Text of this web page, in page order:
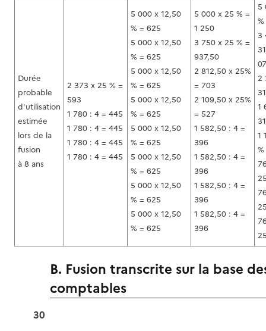
Durée
probable
d'utilisation
estimée
lors de la
fusion
à 8 ans
2 373 x 25 % =
593
1 780 : 4 = 445
1 780 : 4 = 445
1 780 : 4 = 445
1 780 : 4 = 445
5 000 x 12,50
% = 625
5 000 x 12,50
% = 625
5 000 x 12,50
% = 625
5 000 x 12,50
% = 625
5 000 x 12,50
% = 625
5 000 x 12,50
% = 625
5 000 x 12,50
% = 625
5 000 x 12,50
% = 625
5 000 x 25 % =
1 250
3 750 x 25 % =
937,50
2 812,50 x 25%
= 703
2 109,50 x 25%
= 527
1 582,50 : 4 =
396
1 582,50 : 4 =
396
1 582,50 : 4 =
396
1 582,50 : 4 =
396
5
3
2
1
1
B. Fusion transcrite sur la base
comptables
30